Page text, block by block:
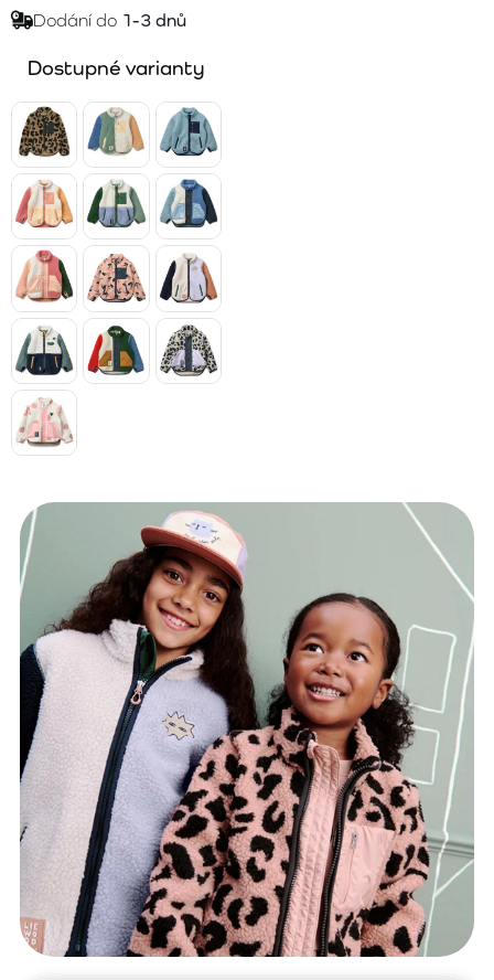
Dodání do 1-3 dnů
Dostupné varianty